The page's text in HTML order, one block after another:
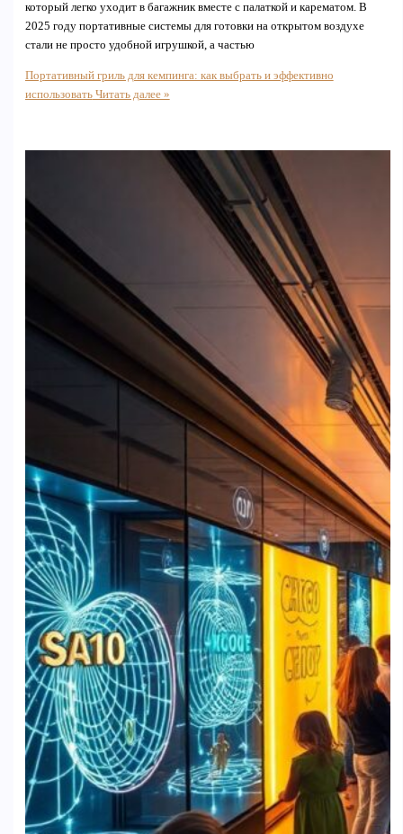
который легко уходит в багажник вместе с палаткой и карематом. В
2025 году портативные системы для готовки на открытом воздухе
стали не просто удобной игрушкой, а частью
Портативный гриль для кемпинга: как выбрать и эффективно
использоватьЧитать далее »